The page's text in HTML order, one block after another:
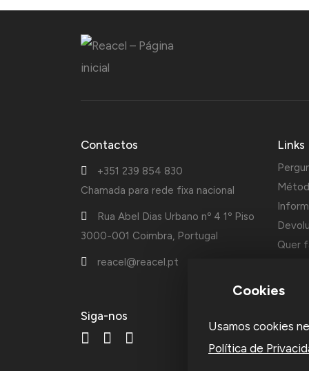
Contactos
+351 239 854 830
Chamada para rede fixa nacional
Rua Abel Dias Urbano nº 4 1º Piso
3000-001 Coimbra, Portugal
reacel@reacel.pt
Siga-nos
Links
Quer
Cookies
Usamos cookies
Política de